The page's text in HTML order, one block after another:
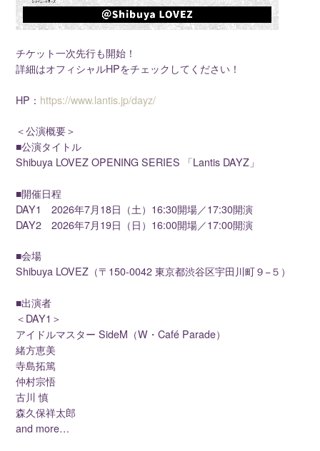
チケット一次先行も開始！
詳細はオフィシャルHPをチェックしてください！
HP： https://www.lantis.jp/dayz/
＜公演概要＞
■公演タイトル
Shibuya LOVEZ OPENING SERIES 「Lantis DAYZ」
■開催日程
DAY1 2026年7月18日（土）16:30開場／17:30開演
DAY2 2026年7月19日（日）16:00開場／17:00開演
■会場
Shibuya LOVEZ（〒150-0042 東京都渋谷区宇田川町９−５）
■出演者
＜DAY1＞
アイドルマスター SideM（W・Café Parade）
緒方恵美
寺島拓篤
仲村宗悟
古川 慎
森久保祥太郎
and more…